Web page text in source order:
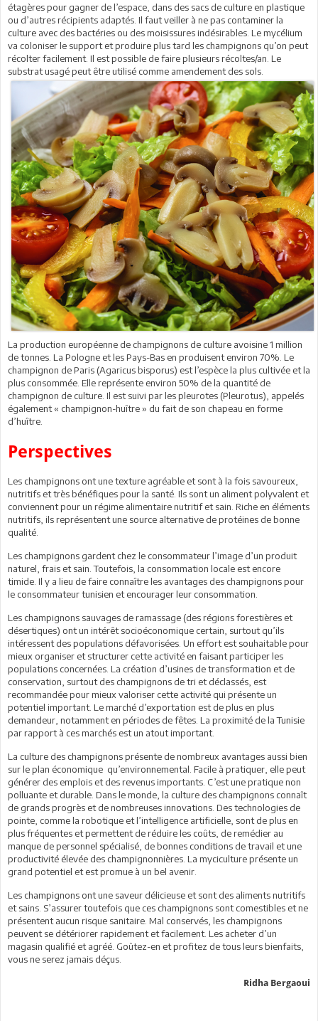
étagères pour gagner de l’espace, dans des sacs de culture en plastique
ou d’autres récipients adaptés. Il faut veiller à ne pas contaminer la
culture avec des bactéries ou des moisissures indésirables. Le mycélium
va coloniser le support et produire plus tard les champignons qu’on peut
récolter facilement. Il est possible de faire plusieurs récoltes/an. Le
substrat usagé peut être utilisé comme amendement des sols.
La production européenne de champignons de culture avoisine 1 million
de tonnes. La Pologne et les Pays-Bas en produisent environ 70%. Le
champignon de Paris (Agaricus bisporus) est l’espèce la plus cultivée et la
plus consommée. Elle représente environ 50% de la quantité de
champignon de culture. Il est suivi par les pleurotes (Pleurotus), appelés
également « champignon-huître » du fait de son chapeau en forme
d’huître.
Perspectives
Les champignons ont une texture agréable et sont à la fois savoureux,
nutritifs et très bénéfiques pour la santé. Ils sont un aliment polyvalent et
conviennent pour un régime alimentaire nutritif et sain. Riche en éléments
nutritifs, ils représentent une source alternative de protéines de bonne
qualité.
Les champignons gardent chez le consommateur l’image d’un produit
naturel, frais et sain. Toutefois, la consommation locale est encore
timide. Il y a lieu de faire connaître les avantages des champignons pour
le consommateur tunisien et encourager leur consommation.
Les champignons sauvages de ramassage (des régions forestières et
désertiques) ont un intérêt socioéconomique certain, surtout qu’ils
intéressent des populations défavorisées. Un effort est souhaitable pour
mieux organiser et structurer cette activité en faisant participer les
populations concernées. La création d’usines de transformation et de
conservation, surtout des champignons de tri et déclassés, est
recommandée pour mieux valoriser cette activité qui présente un
potentiel important. Le marché d’exportation est de plus en plus
demandeur, notamment en périodes de fêtes. La proximité de la Tunisie
par rapport à ces marchés est un atout important.
La culture des champignons présente de nombreux avantages aussi bien
sur le plan économique qu’environnemental. Facile à pratiquer, elle peut
générer des emplois et des revenus importants. C’est une pratique non
polluante et durable. Dans le monde, la culture des champignons connaît
de grands progrès et de nombreuses innovations. Des technologies de
pointe, comme la robotique et l’intelligence artificielle, sont de plus en
plus fréquentes et permettent de réduire les coûts, de remédier au
manque de personnel spécialisé, de bonnes conditions de travail et une
productivité élevée des champignonnières. La myciculture présente un
grand potentiel et est promue à un bel avenir.
Les champignons ont une saveur délicieuse et sont des aliments nutritifs
et sains. S’assurer toutefois que ces champignons sont comestibles et ne
présentent aucun risque sanitaire. Mal conservés, les champignons
peuvent se détériorer rapidement et facilement. Les acheter d’un
magasin qualifié et agréé. Goûtez-en et profitez de tous leurs bienfaits,
vous ne serez jamais déçus.
Ridha Bergaoui